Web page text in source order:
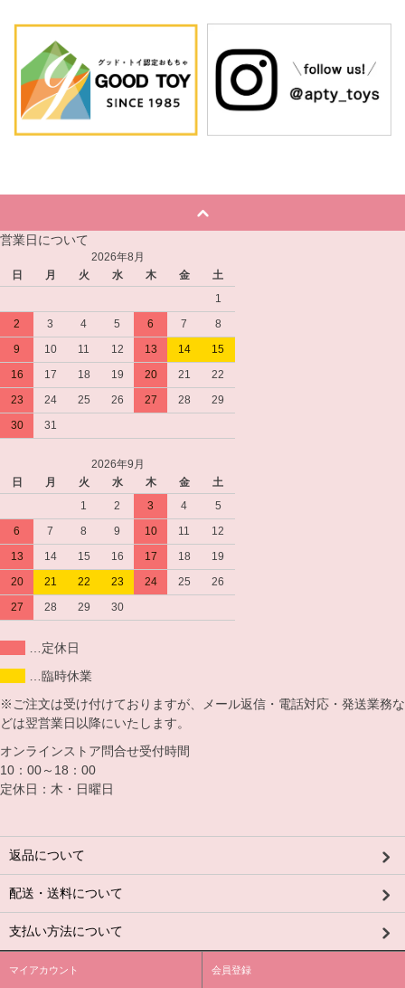
営業日について
2026年8月
日
月 火 水 木 金
土
1
2
3 4 5 6 7
8
9
10 11 12 13 14
15
16
17 18 19 20 21
22
23
24 25 26 27 28
29
30
31
2026年9月
日
月 火 水 木 金
土
1
2 3 4
5
6
7 8 9 10 11
12
13
14 15 16 17 18
19
20
21 22 23 24 25
26
27
28 29 30
…定休日
…臨時休業
※ご注文は受け付けておりますが、メール返信・電話対応・発送業務な
どは翌営業日以降にいたします。
オンラインストア問合せ受付時間
10：00～18：00
定休日：木・日曜日
返品について
配送・送料について
支払い方法について
マイアカウント 会員登録